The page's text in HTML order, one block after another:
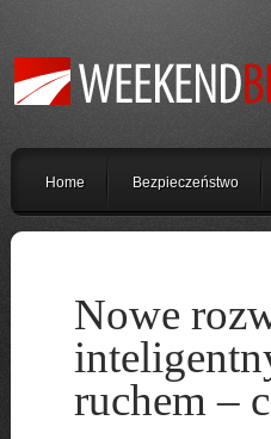
Home Bezpieczeństwo
Nowe
ruchem –